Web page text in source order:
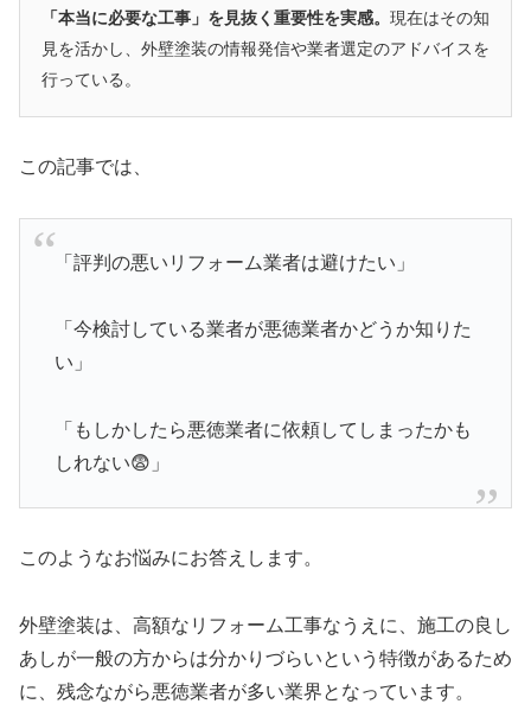
「本当に必要な工事」を見抜く重要性を実感。 現在はその知
見を活かし、外壁塗装の情報発信や業者選定のアドバイスを
行っている。
この記事では、
「評判の悪いリフォーム業者は避けたい」
「今検討している業者が悪徳業者かどうか知りた
い」
「もしかしたら悪徳業者に依頼してしまったかも
しれない😨」
このようなお悩みにお答えします。
外壁塗装は、高額なリフォーム工事なうえに、施工の良し
あしが一般の方からは分かりづらいという特徴があるため
に、残念ながら悪徳業者が多い業界となっています。